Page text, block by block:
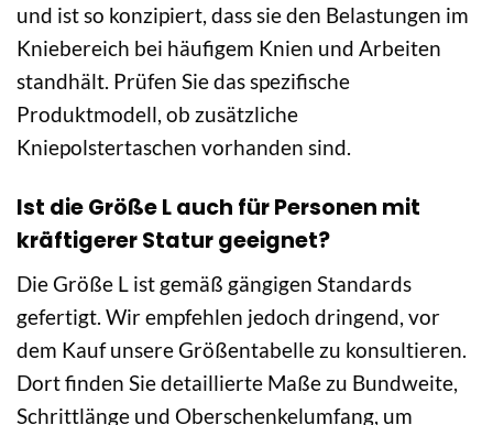
und ist so konzipiert, dass sie den Belastungen im
Kniebereich bei häufigem Knien und Arbeiten
standhält. Prüfen Sie das spezifische
Produktmodell, ob zusätzliche
Kniepolstertaschen vorhanden sind.
Ist die Größe L auch für Personen mit
kräftigerer Statur geeignet?
Die Größe L ist gemäß gängigen Standards
gefertigt. Wir empfehlen jedoch dringend, vor
dem Kauf unsere Größentabelle zu konsultieren.
Dort finden Sie detaillierte Maße zu Bundweite,
Schrittlänge und Oberschenkelumfang, um